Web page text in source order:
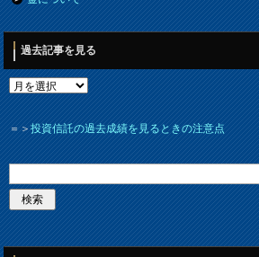
過去記事を見る
＝＞投資信託の過去成績を見るときの注意点